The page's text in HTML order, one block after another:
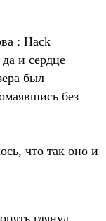
: Hack
и сердце
был
без
что так оно и
глянул